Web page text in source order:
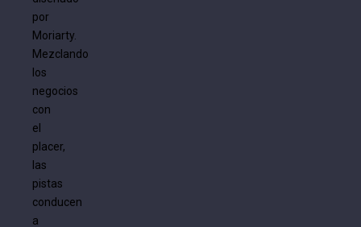
por
Moriarty.
Mezclando
los
negocios
con
el
placer,
las
pistas
conducen
a